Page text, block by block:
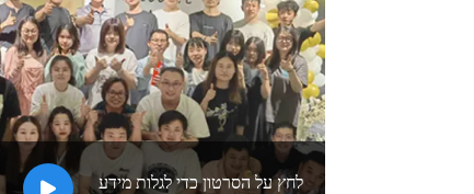
לחץ על הסרטון כדי לגלות מידע